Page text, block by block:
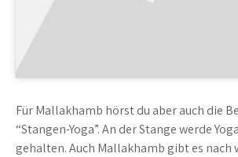
Für Mallakhamb hörst du aber auch die
“Stangen-Yoga”. An der Stange werde
gehalten. Auch Mallakhamb gibt es nach